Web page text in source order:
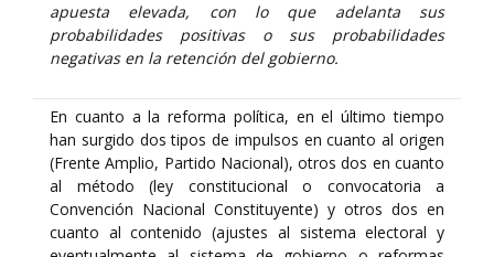
apuesta elevada, con lo que adelanta sus
probabilidades positivas o sus probabilidades
negativas en la retención del gobierno.
En cuanto a la reforma política, en el último tiempo
han surgido dos tipos de impulsos en cuanto al origen
(Frente Amplio, Partido Nacional), otros dos en cuanto
al método (ley constitucional o convocatoria a
Convención Nacional Constituyente) y otros dos en
cuanto al contenido (ajustes al sistema electoral y